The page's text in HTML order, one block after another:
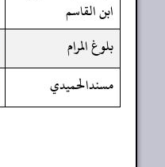
ابن القاسم
بلوغ المرام
مسندالحميدي